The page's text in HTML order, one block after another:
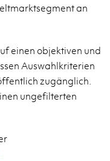
an
einen ob­jek­ti­ven und
Aus­wahl­kri­te­ri­en
zu­gäng­lich.
un­ge­fil­ter­ten